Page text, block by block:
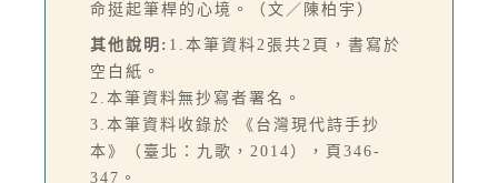
命挺起筆桿的心境。（文／陳柏宇）
其他說明: 1.本筆資料2張共2頁，書寫於
空白紙。
2.本筆資料無抄寫者署名。
3.本筆資料收錄於 《台灣現代詩手抄
本》（臺北：九歌，2014），頁346-
347。